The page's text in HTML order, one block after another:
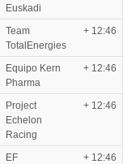
Euskadi
Team
TotalEnergies
+ 12:46
Equipo Kern
Pharma
+ 12:46
Project
Echelon
Racing
+ 12:46
EF
+ 12:46